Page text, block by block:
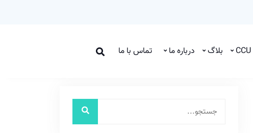
بلاگ درباره ما تماس با ما